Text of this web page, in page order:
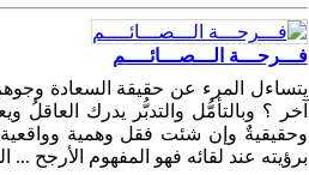
فـــرحـــة الـــصـــائــــم
يتساءل المرء عن حقيقة السعادة
آخر ؟ وبالتأمُّل والتدبُّر يدرك العاقلُ
وحقيقيةٌ وإن شئت فقل وهمية
برؤيته عند لقائه فهو المفهوم الأرجح ...